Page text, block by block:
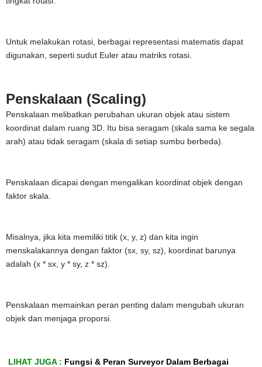
Untuk melakukan rotasi, berbagai representasi matematis dapat
digunakan, seperti sudut Euler atau matriks rotasi.
Penskalaan (Scaling)
Penskalaan melibatkan perubahan ukuran objek atau sistem
koordinat dalam ruang 3D. Itu bisa seragam (skala sama ke segala
arah) atau tidak seragam (skala di setiap sumbu berbeda).
Penskalaan dicapai dengan mengalikan koordinat objek dengan
faktor skala.
Misalnya, jika kita memiliki titik (x, y, z) dan kita ingin
menskalakannya dengan faktor (sx, sy, sz), koordinat barunya
adalah (x * sx, y * sy, z * sz).
Penskalaan memainkan peran penting dalam mengubah ukuran
objek dan menjaga proporsi.
LIHAT JUGA : Fungsi & Peran Surveyor Dalam Berbagai